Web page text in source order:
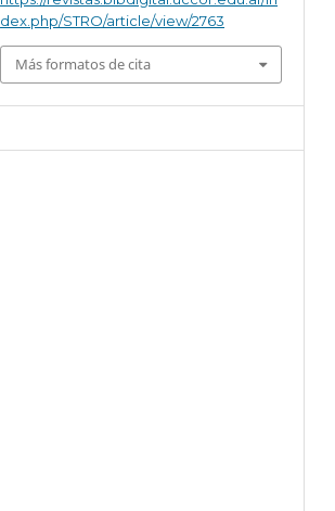
dex.php/STRO/article/view/2763
Más formatos de cita